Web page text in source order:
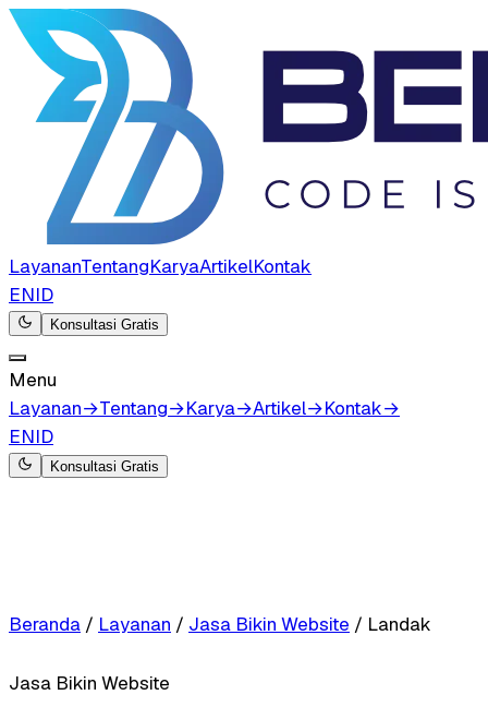
LayananTentangKaryaArtikelKontak
ENID
Konsultasi Gratis
Menu
Layanan→Tentang→Karya→Artikel→Kontak→
ENID
Konsultasi Gratis
Beranda / Layanan / Jasa Bikin Website / Landak
Jasa Bikin Website